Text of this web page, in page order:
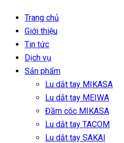
Trang chủ
Giới thiệu
Tin tức
Dịch vụ
Sản phẩm
Lu dắt tay MIKASA
Lu dắt tay MEIWA
Đầm cóc MIKASA
Lu dắt tay TACOM
Lu dắt tay SAKAI